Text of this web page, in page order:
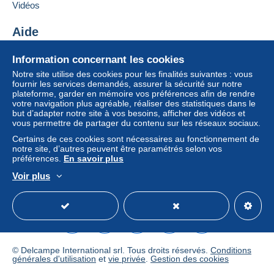
Si les conditions de vente du vendeur comportent
considérer comme nulles et non avenues. Les
conditions de paiement du site Delcampe, telles
que définies dans les
conditions d’utilisation
Les achats doivent être payés dans les14 jours
suivant la réception du décompte final de la part du
vendeur.
PER I MODELLI IN SCALA 1/43
PER ITALIA PACCO ORDINARIO EURO 11,00
PACCO J+3 EURO 12,00 FINO A KG 3
VIGORE (CHIEDERE) IN BASE AL PESO
PER LE CARTOLINE
POSTA PRIORITARIA EURO 1,50 (SOLO ITALIA)
POSTA RACCOMANDATA EURO 7,30 (SOLO ITALIA)
ESTERO PRIORITARIO EURO 3,50
RACCOMANDATA(SIGNED) EURO 9
Information concernant les cookies
Notre site utilise des cookies pour les finalités suivantes : vous
fournir les services demandés, assurer la sécurité sur notre
plateforme, garder en mémoire vos préférences afin de rendre
votre navigation plus agréable, réaliser des statistiques dans le
but d’adapter notre site à vos besoins, afficher des vidéos et
vous permettre de partager du contenu sur les réseaux sociaux.
Certains de ces cookies sont nécessaires au fonctionnement de
notre site, d’autres peuvent être paramétrés selon vos
préférences. En savoir plus
Voir plus
Vidéos
Aide
Acheter sur Delcampe
Vendre sur Delcampe
Un site sécurisé
© Delcampe International srl. Tous droits réservés. Conditions
générales d'utilisation et vie privée. Gestion des cookies